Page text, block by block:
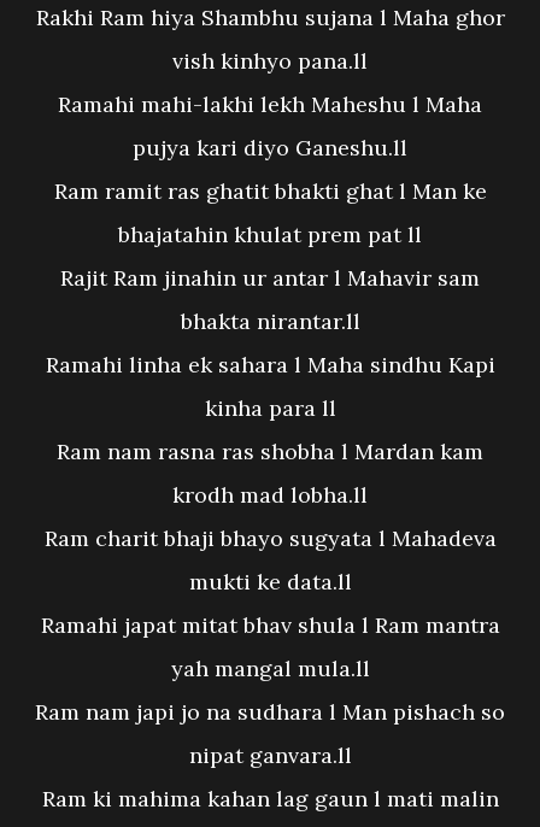
Rakhi Ram hiya Shambhu sujana l Maha ghor
vish kinhyo pana.ll
Ramahi mahi-lakhi lekh Maheshu l Maha
pujya kari diyo Ganeshu.ll
Ram ramit ras ghatit bhakti ghat l Man ke
bhajatahin khulat prem pat ll
Rajit Ram jinahin ur antar l Mahavir sam
bhakta nirantar.ll
Ramahi linha ek sahara l Maha sindhu Kapi
kinha para ll
Ram nam rasna ras shobha l Mardan kam
krodh mad lobha.ll
Ram charit bhaji bhayo sugyata l Mahadeva
mukti ke data.ll
Ramahi japat mitat bhav shula l Ram mantra
yah mangal mula.ll
Ram nam japi jo na sudhara l Man pishach so
nipat ganvara.ll
Ram ki mahima kahan lag gaun l mati malin